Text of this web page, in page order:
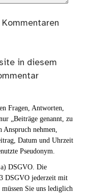
in diesem
Fragen, Antworten,
„Beiträge genannt, zu
nehmen,
Datum und Uhrzeit
Pseudonym.
DSGVO. Die
DSGVO jederzeit mit
Sie uns lediglich